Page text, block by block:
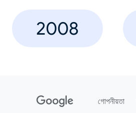
2008
গোপনীয়তা